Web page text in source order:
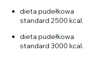
dieta pudełkowa
standard 2500 kcal,
dieta pudełkowa
standard 3000 kcal.